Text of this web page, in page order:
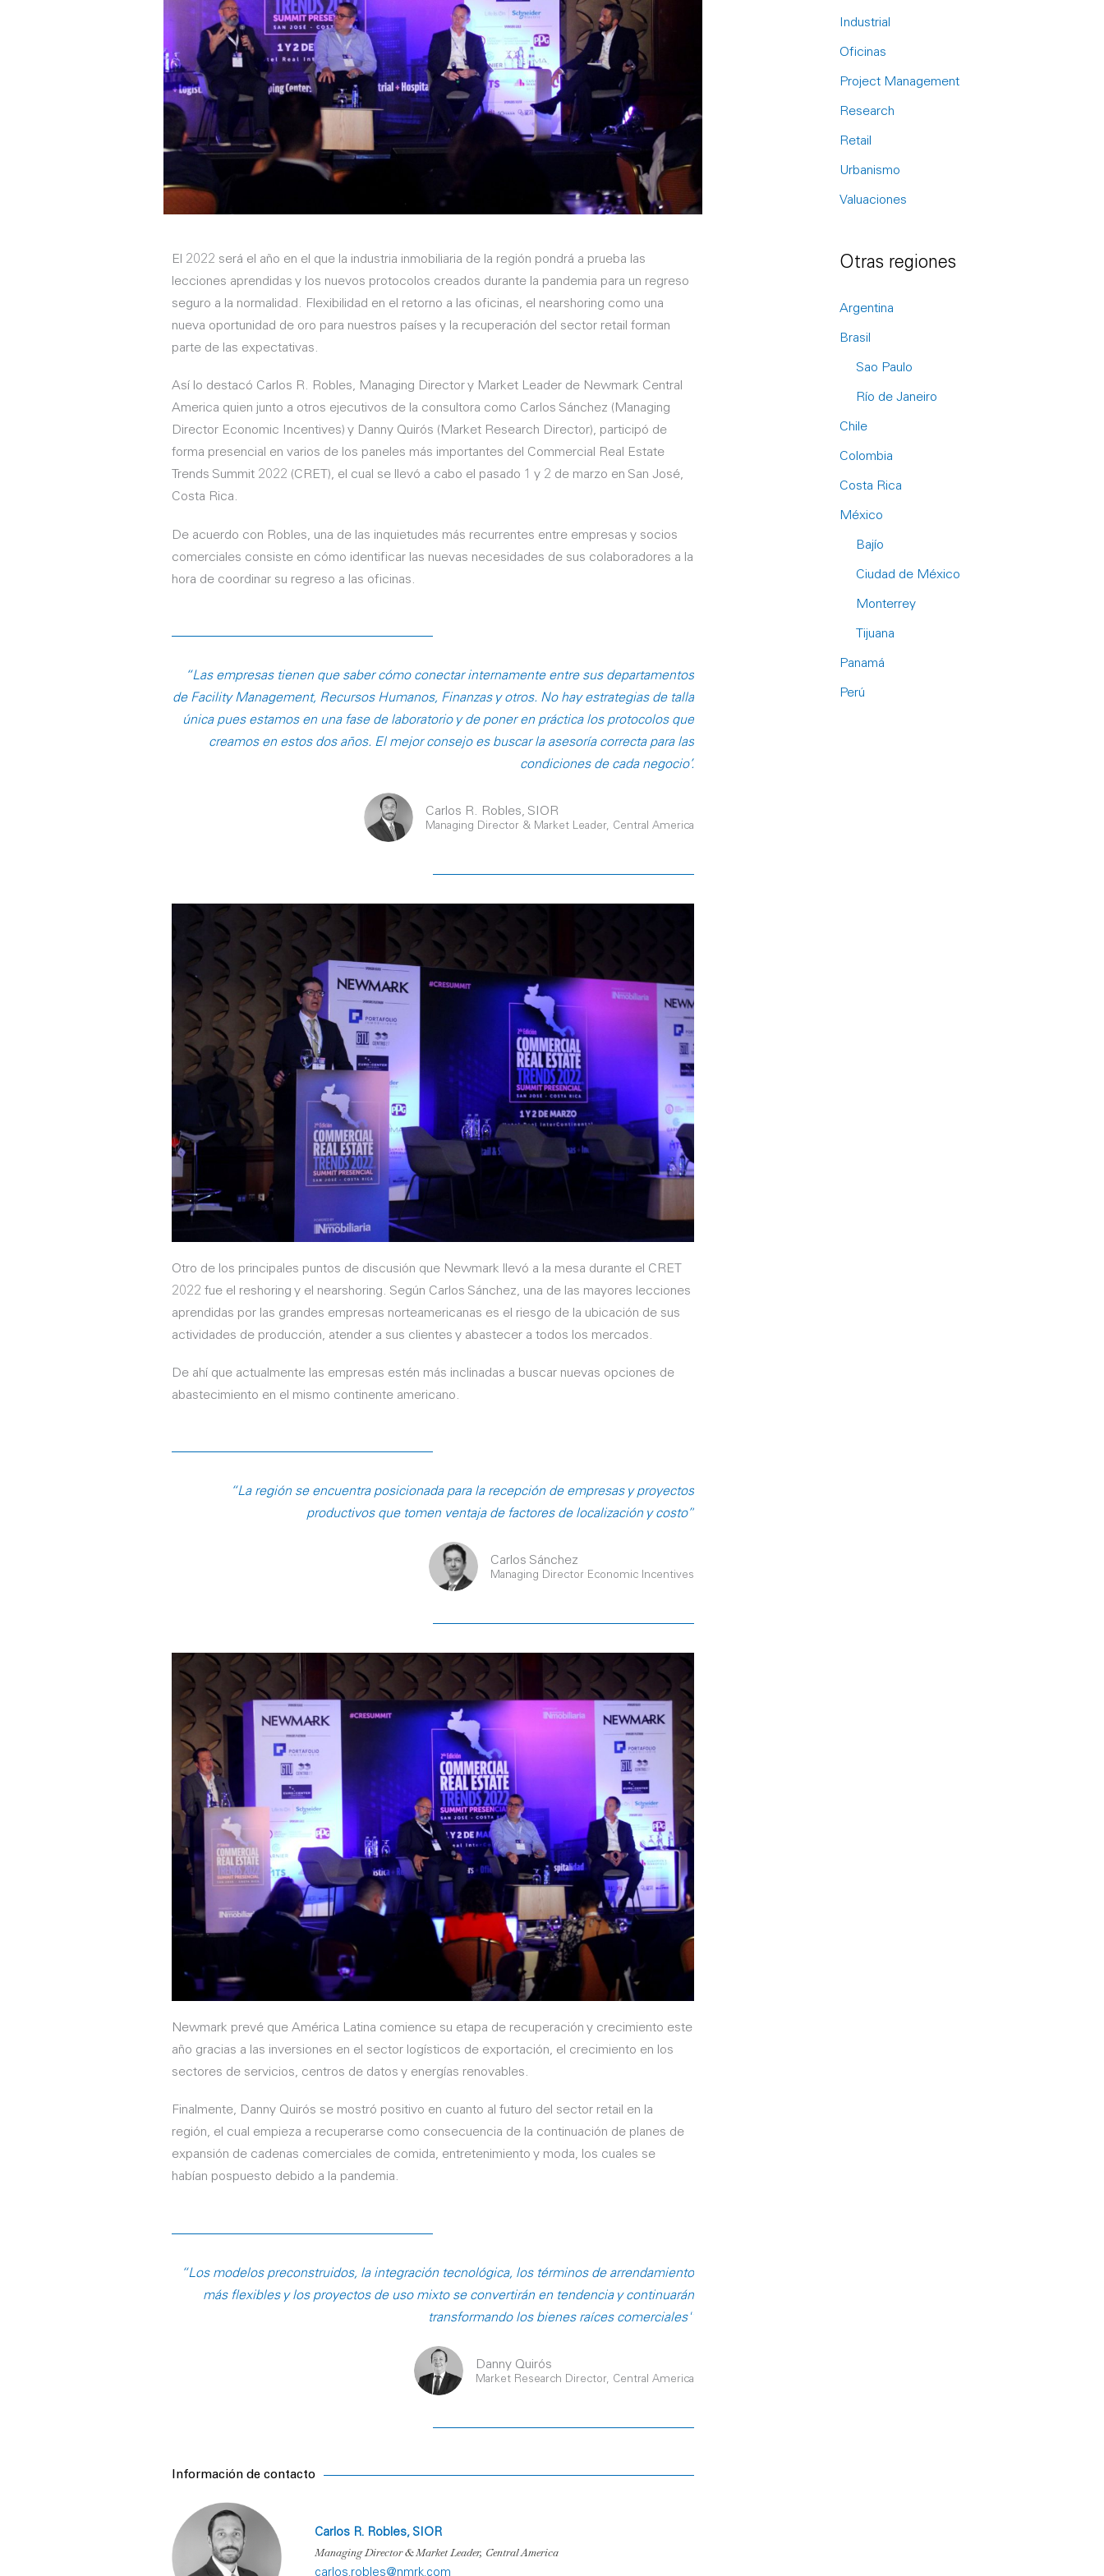
El 2022 será el año en el que la industria inmobiliaria de la región pondrá a prueba las
lecciones aprendidas y los nuevos protocolos creados durante la pandemia para un regreso
seguro a la normalidad. Flexibilidad en el retorno a las oficinas, el nearshoring como una
nueva oportunidad de oro para nuestros países y la recuperación del sector retail forman
parte de las expectativas.
Así lo destacó Carlos R. Robles, Managing Director y Market Leader de Newmark Central
America quien junto a otros ejecutivos de la consultora como Carlos Sánchez (Managing
Director Economic Incentives) y Danny Quirós (Market Research Director), participó de
forma presencial en varios de los paneles más importantes del Commercial Real Estate
Trends Summit 2022 (CRET), el cual se llevó a cabo el pasado 1 y 2 de marzo en San José,
Costa Rica.
De acuerdo con Robles, una de las inquietudes más recurrentes entre empresas y socios
comerciales consiste en cómo identificar las nuevas necesidades de sus colaboradores a la
hora de coordinar su regreso a las oficinas.
“Las empresas tienen que saber cómo conectar internamente entre sus departamentos
de Facility Management, Recursos Humanos, Finanzas y otros. No hay estrategias de talla
única pues estamos en una fase de laboratorio y de poner en práctica los protocolos que
creamos en estos dos años. El mejor consejo es buscar la asesoría correcta para las
condiciones de cada negocio”.
Carlos R. Robles, SIOR
Managing Director & Market Leader, Central America
Otro de los principales puntos de discusión que Newmark llevó a la mesa durante el CRET
2022 fue el reshoring y el nearshoring. Según Carlos Sánchez, una de las mayores lecciones
aprendidas por las grandes empresas norteamericanas es el riesgo de la ubicación de sus
actividades de producción, atender a sus clientes y abastecer a todos los mercados.
De ahí que actualmente las empresas estén más inclinadas a buscar nuevas opciones de
abastecimiento en el mismo continente americano.
“La región se encuentra posicionada para la recepción de empresas y proyectos
productivos que tomen ventaja de factores de localización y costo”
Carlos Sánchez
Managing Director Economic Incentives
Newmark prevé que América Latina comience su etapa de recuperación y crecimiento este
año gracias a las inversiones en el sector logísticos de exportación, el crecimiento en los
sectores de servicios, centros de datos y energías renovables.
Finalmente, Danny Quirós se mostró positivo en cuanto al futuro del sector retail en la
región, el cual empieza a recuperarse como consecuencia de la continuación de planes de
expansión de cadenas comerciales de comida, entretenimiento y moda, los cuales se
habían pospuesto debido a la pandemia.
“Los modelos preconstruidos, la integración tecnológica, los términos de arrendamiento
más flexibles y los proyectos de uso mixto se convertirán en tendencia y continuarán
transformando los bienes raíces comerciales''
Danny Quirós
Market Research Director, Central America
Información de contacto
Carlos R. Robles, SIOR
Managing Director & Market Leader, Central America
carlos.robles@nmrk.com
Industrial
Oficinas
Project Management
Research
Retail
Urbanismo
Valuaciones
Otras regiones
Argentina
Brasil
Sao Paulo
Río de Janeiro
Chile
Colombia
Costa Rica
México
Bajío
Ciudad de México
Monterrey
Tijuana
Panamá
Perú